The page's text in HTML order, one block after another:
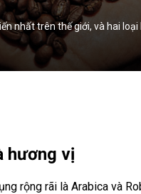
nhất trên thế giới, và hai loại
hương vị
rộng rãi là Arabica và